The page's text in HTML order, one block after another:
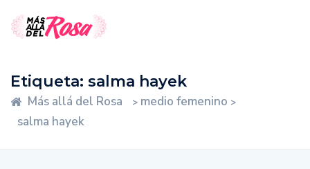
Etiqueta: salma hayek
Más allá del Rosa > medio femenino >
salma hayek